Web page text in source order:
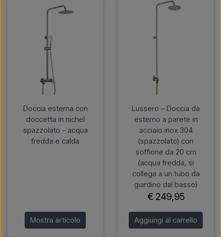
Doccia esterna con
doccetta in nichel
spazzolato - acqua
fredda e calda
Mostra articolo
Lussero – Doccia da
esterno a parete in
acciaio inox 304
(spazzolato) con
soffione da 20 cm
(acqua fredda, si
collega a un tubo da
giardino dal basso)
€ 249,95
Aggiungi al carrello